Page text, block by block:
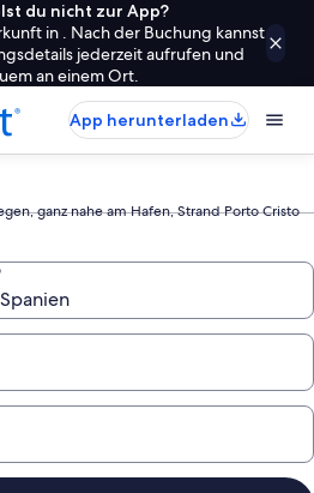
du nicht zur App?
in . Nach der Buchung kannst
jederzeit aufrufen und
an einem Ort.
App herunterladen
ganz nahe am Hafen, Strand Porto Cristo